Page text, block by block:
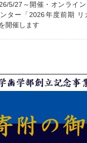
5/27～開催・オンライ
ター「2026年度前期 リ
開催します